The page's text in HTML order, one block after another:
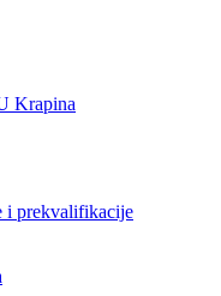
Krapina
i prekvalifikacije